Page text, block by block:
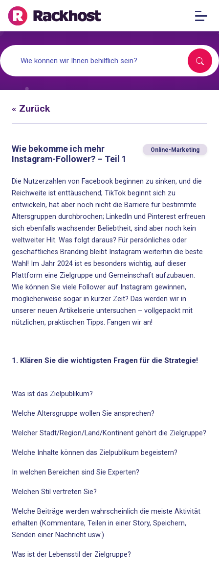
« Zurück
Wie bekomme ich mehr
Instagram-Follower? – Teil 1
Online-Marketing
Die Nutzerzahlen von Facebook beginnen zu sinken, und die
Reichweite ist enttäuschend; TikTok beginnt sich zu
entwickeln, hat aber noch nicht die Barriere für bestimmte
Altersgruppen durchbrochen; LinkedIn und Pinterest erfreuen
sich ebenfalls wachsender Beliebtheit, sind aber noch kein
weltweiter Hit. Was folgt daraus? Für persönliches oder
geschäftliches Branding bleibt Instagram weiterhin die beste
Wahl! Im Jahr 2024 ist es besonders wichtig, auf dieser
Plattform eine Zielgruppe und Gemeinschaft aufzubauen.
Wie können Sie viele Follower auf Instagram gewinnen,
möglicherweise sogar in kurzer Zeit? Das werden wir in
unserer neuen Artikelserie untersuchen – vollgepackt mit
nützlichen, praktischen Tipps. Fangen wir an!
1. Klären Sie die wichtigsten Fragen für die Strategie!
Was ist das Zielpublikum?
Welche Altersgruppe wollen Sie ansprechen?
Welcher Stadt/Region/Land/Kontinent gehört die Zielgruppe?
Welche Inhalte können das Zielpublikum begeistern?
In welchen Bereichen sind Sie Experten?
Welchen Stil vertreten Sie?
Welche Beiträge werden wahrscheinlich die meiste Aktivität
erhalten (Kommentare, Teilen in einer Story, Speichern,
Senden einer Nachricht usw.)
Was ist der Lebensstil der Zielgruppe?